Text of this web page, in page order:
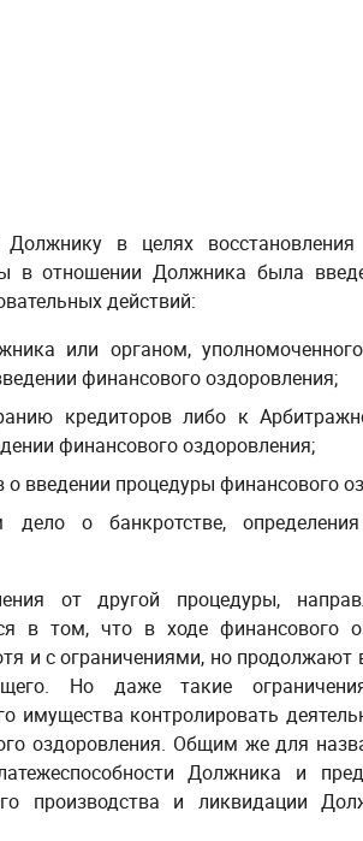
в целях восстановления
в отношении Должника была
действий:
или органом,
финансового оздоровления;
кредиторов либо к
финансового оздоровления;
введении процедуры финансового
о банкротстве,
от другой процедуры,
в том, что в ходе финансового
и с ограничениями, но
Но даже такие
имущества контролировать
оздоровления. Общим же для
Должника и
производства и ликвидации